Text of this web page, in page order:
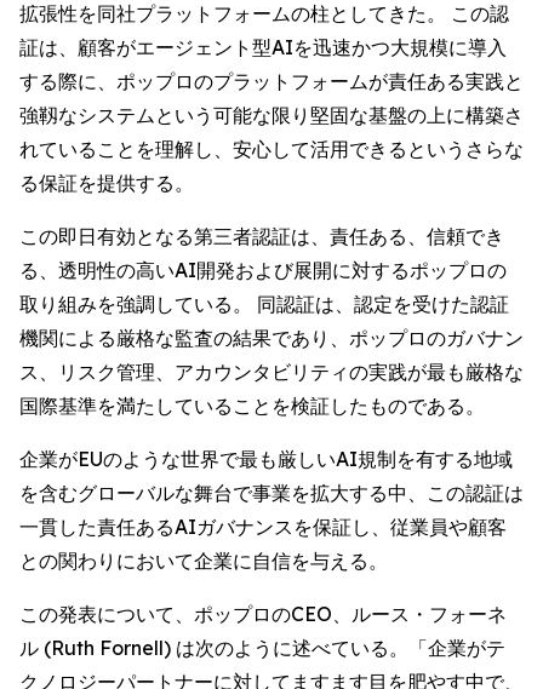
拡張性を同社プラットフォームの柱としてきた。 この認
証は、顧客がエージェント型AIを迅速かつ大規模に導入
する際に、ポップロのプラットフォームが責任ある実践と
強靱なシステムという可能な限り堅固な基盤の上に構築さ
れていることを理解し、安心して活用できるというさらな
る保証を提供する。
この即日有効となる第三者認証は、責任ある、信頼でき
る、透明性の高いAI開発および展開に対するポップロの
取り組みを強調している。 同認証は、認定を受けた認証
機関による厳格な監査の結果であり、ポップロのガバナン
ス、リスク管理、アカウンタビリティの実践が最も厳格な
国際基準を満たしていることを検証したものである。
企業がEUのような世界で最も厳しいAI規制を有する地域
を含むグローバルな舞台で事業を拡大する中、この認証は
一貫した責任あるAIガバナンスを保証し、従業員や顧客
との関わりにおいて企業に自信を与える。
この発表について、ポップロのCEO、ルース・フォーネ
ル (Ruth Fornell) は次のように述べている。「企業がテ
クノロジーパートナーに対してますます目を肥やす中で、